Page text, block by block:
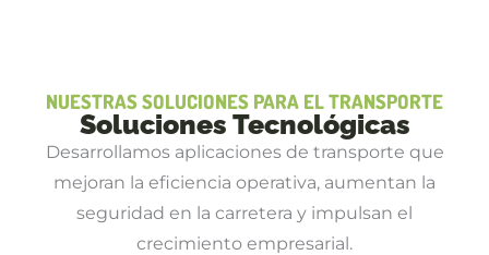
NUESTRAS SOLUCIONES PARA EL TRANSPORTE
Soluciones Tecnológicas
Desarrollamos aplicaciones de transporte que
mejoran la eficiencia operativa, aumentan la
seguridad en la carretera y impulsan el
crecimiento empresarial.